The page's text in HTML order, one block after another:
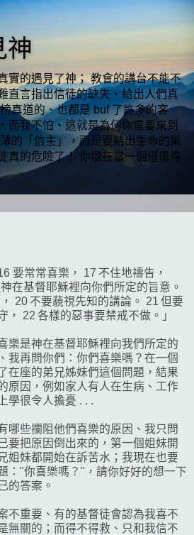
神
實的遇見了神； 教會的講台不能不
直言指出信徒的缺失、給出人們真
真道的、也都是 buf 了許多的客
而我不怕、這就是為何你需要來到
的「信主」，而是要結出生命的果
真的危險了！ 你還在當一個僅僅得
要常常喜樂， 17 不住地禱告，
在基督耶穌裡向你們所定的旨意。
20 不要藐視先知的講論。 21 但要
， 22 各樣的惡事要禁戒不做。」
樂是神在基督耶穌裡向我們所定的
我再問你們：你們喜樂嗎？在一個
在座的弟兄姊妹們這個問題，結果
原因，例如家人有人在生病、工作
學很令人擔憂 . . .
哪些攔阻他們喜樂的原因、我只問
要把原因倒出來的，第一個姐妹開
姐妹都開始在訴苦水；我現在也要
："你喜樂嗎？"，請你好好的想一下
的答案。
不重要、有的基督徒會認為我喜不
無關的；而得不得救、只和我信不